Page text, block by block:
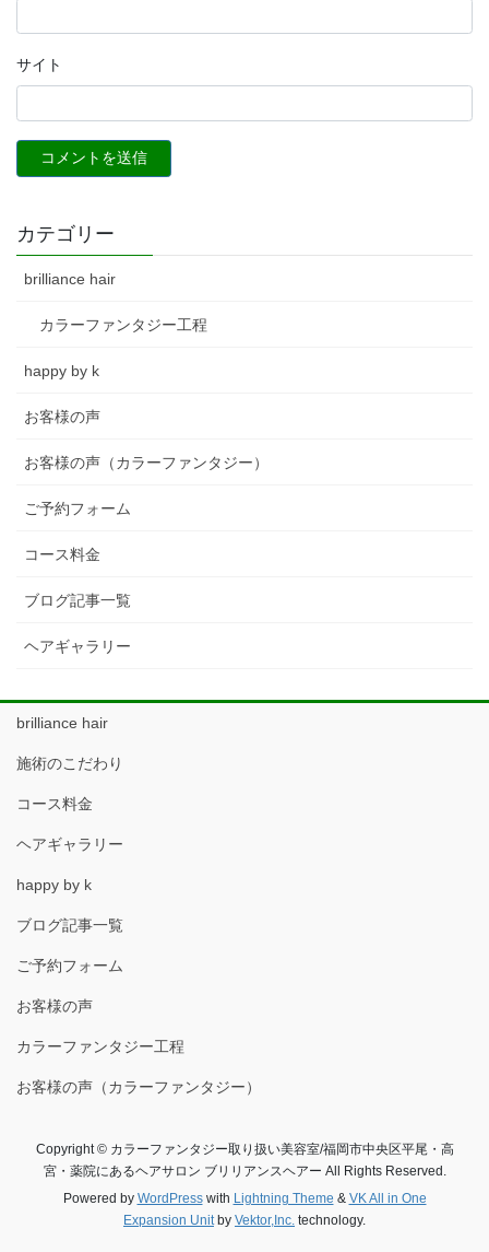
サイト
カテゴリー
brilliance hair
カラーファンタジー工程
happy by k
お客様の声
お客様の声（カラーファンタジー）
ご予約フォーム
コース料金
ブログ記事一覧
ヘアギャラリー
brilliance hair
施術のこだわり
コース料金
ヘアギャラリー
happy by k
ブログ記事一覧
ご予約フォーム
お客様の声
カラーファンタジー工程
お客様の声（カラーファンタジー）
Copyright © カラーファンタジー取り扱い美容室/福岡市中央区平尾・高
宮・薬院にあるヘアサロン ブリリアンスヘアー All Rights Reserved.
Powered by WordPresswith Lightning Theme & VK All in One
Expansion Unit by Vektor,Inc. technology.